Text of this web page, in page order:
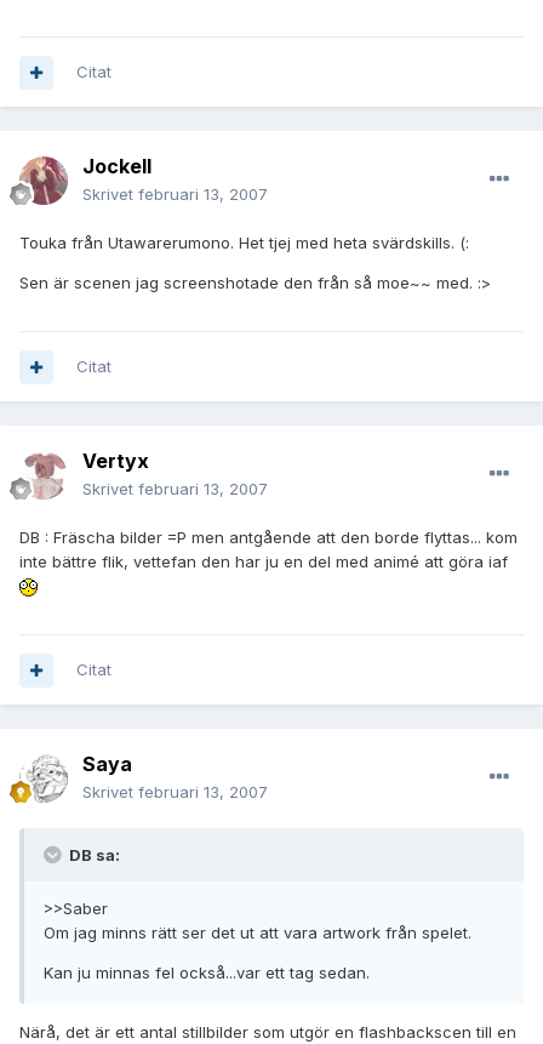
Citat
JockeII
Skrivet februari 13, 2007
Touka från Utawarerumono. Het tjej med heta svärdskills. (:
Sen är scenen jag screenshotade den från så moe~~ med. :>
Citat
Vertyx
Skrivet februari 13, 2007
DB : Fräscha bilder =P men antgående att den borde flyttas... kom
inte bättre flik, vettefan den har ju en del med animé att göra iaf
Citat
Saya
Skrivet februari 13, 2007
DB sa:
>>Saber
Om jag minns rätt ser det ut att vara artwork från spelet.
Kan ju minnas fel också...var ett tag sedan.
Närå, det är ett antal stillbilder som utgör en flashbackscen till en